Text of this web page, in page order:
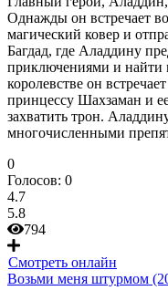
Однажды он встречает
магический ковер и
Багдад, где Аладдину
приключениями и
королевстве он
принцессу Шахзаман и
захватить трон.
многочисленными
0
Голосов: 0
4.7
5.8
794
Смотреть онлайн
Возьми меня штурмом